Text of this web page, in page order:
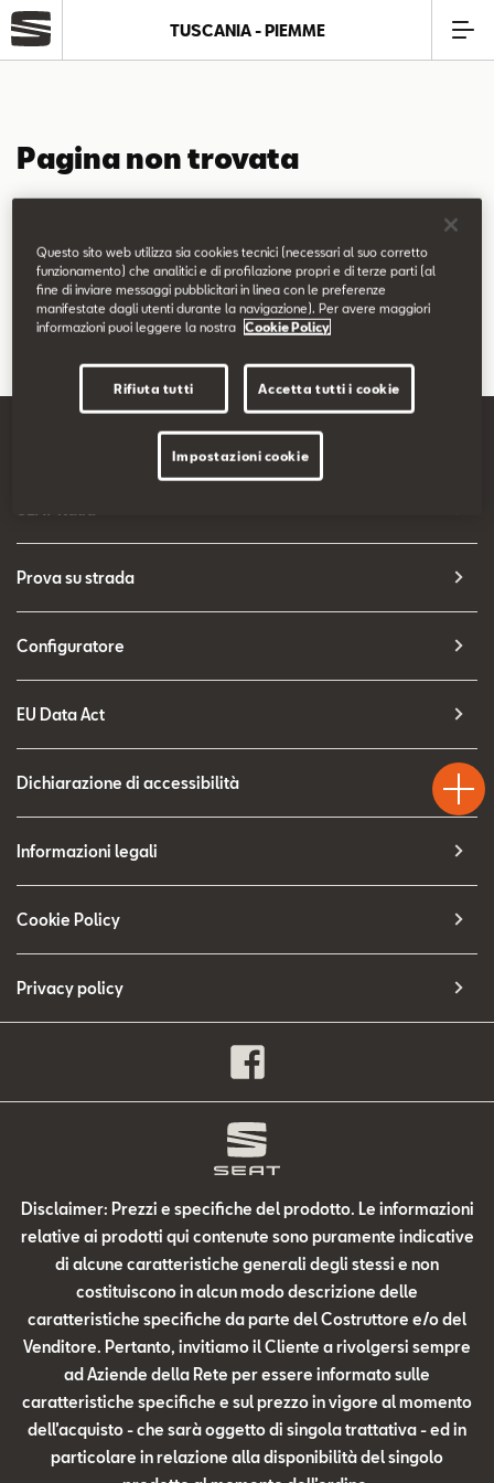
Modelli
Service
Business
SEAT Usato Certificato
Configuratore
TUSCANIA - PIEMME
Pagina non trovata
Puoi continuare a esplorare il sito usando il menù di navigazione
qui sopra.
Prova su strada
Configuratore
EU Data Act
Dichiarazione di accessibilità
Informazioni legali
Cookie Policy
Privacy policy
Disclaimer: Prezzi e specifiche del prodotto. Le informazioni
relative ai prodotti qui contenute sono puramente indicative
di alcune caratteristiche generali degli stessi e non
costituiscono in alcun modo descrizione delle
caratteristiche specifiche da parte del Costruttore e/o del
Venditore. Pertanto, invitiamo il Cliente a rivolgersi sempre
ad Aziende della Rete per essere informato sulle
caratteristiche specifiche e sul prezzo in vigore al momento
dell’acquisto - che sarà oggetto di singola trattativa - ed in
particolare in relazione alla disponibilità del singolo
Test
Drive
Chiama
Questo sito web utilizza sia cookies tecnici (necessari al suo corretto
funzionamento) che analitici e di profilazione propri e di terze parti (al
fine di inviare messaggi pubblicitari in linea con le preferenze
manifestate dagli utenti durante la navigazione). Per avere maggiori
informazioni puoi leggere la nostra
Cookie Policy
Rifiuta tutti Accetta tutti i cookie
Impostazioni cookie